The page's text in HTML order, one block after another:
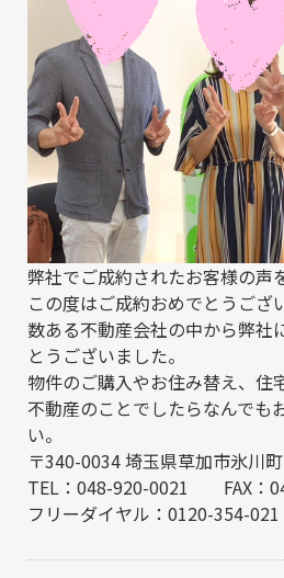
弊社でご成約されたお客様の声
この度はご成約おめでとうござ
数ある不動産会社の中から弊社
とうございました。
物件のご購入やお住み替え、住
不動産のことでしたらなんでも
い。
〒340-0034 埼玉県草加市氷川
TEL：048-920-0021 FAX：
フリーダイヤル：0120-354-021